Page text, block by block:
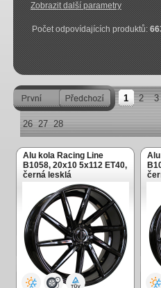
Zobrazit další parametry
Počet odpovídajících produktů:
1 2 3
26 27 28
Alu kola Racing Line
B1058, 20x10 5x112 ET40,
černá lesklá